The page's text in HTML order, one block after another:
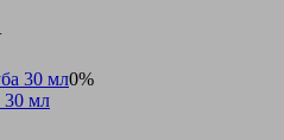
0%
30 мл